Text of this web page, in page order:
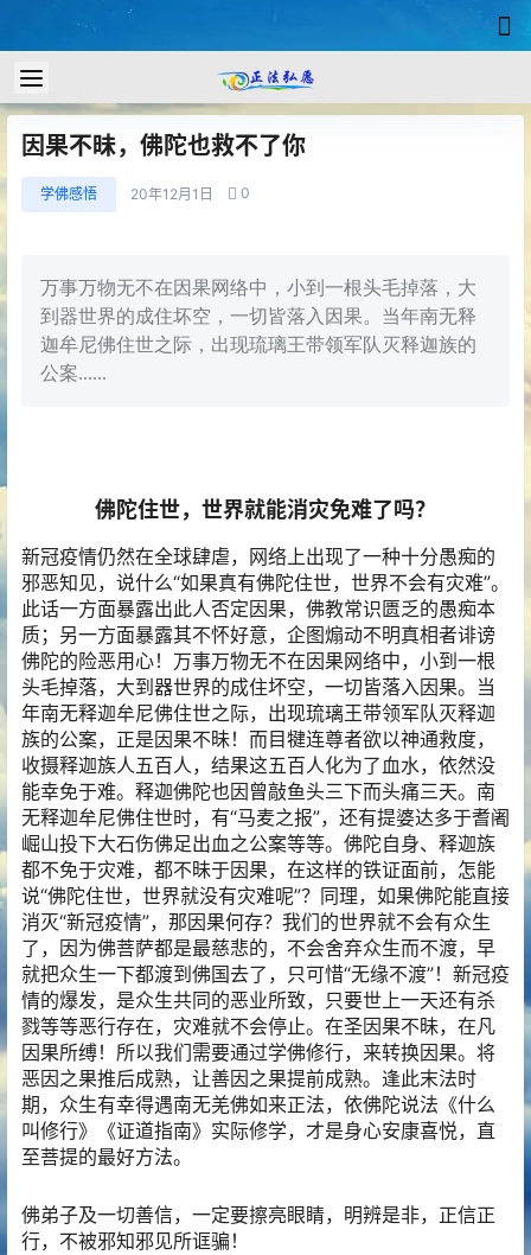
因果不昧，佛陀也救不了你
学佛感悟 20年12月1日 0
万事万物无不在因果网络中，小到一根头毛掉落，大
到器世界的成住坏空，一切皆落入因果。当年南无释
迦牟尼佛住世之际，出现琉璃王带领军队灭释迦族的
公案......
佛陀住世，世界就能消灾免难了吗？
新冠疫情仍然在全球肆虐，网络上出现了一种十分愚痴的
邪恶知见，说什么“如果真有佛陀住世，世界不会有灾难”。
此话一方面暴露出此人否定因果，佛教常识匮乏的愚痴本
质；另一方面暴露其不怀好意，企图煽动不明真相者诽谤
佛陀的险恶用心！万事万物无不在因果网络中，小到一根
头毛掉落，大到器世界的成住坏空，一切皆落入因果。当
年南无释迦牟尼佛住世之际，出现琉璃王带领军队灭释迦
族的公案，正是因果不昧！而目犍连尊者欲以神通救度，
收摄释迦族人五百人，结果这五百人化为了血水，依然没
能幸免于难。释迦佛陀也因曾敲鱼头三下而头痛三天。南
无释迦牟尼佛住世时，有“马麦之报”，还有提婆达多于耆阇
崛山投下大石伤佛足出血之公案等等。佛陀自身、释迦族
都不免于灾难，都不昧于因果，在这样的铁证面前，怎能
说“佛陀住世，世界就没有灾难呢”？同理，如果佛陀能直接
消灭“新冠疫情”，那因果何存？我们的世界就不会有众生
了，因为佛菩萨都是最慈悲的，不会舍弃众生而不渡，早
就把众生一下都渡到佛国去了，只可惜“无缘不渡”！新冠疫
情的爆发，是众生共同的恶业所致，只要世上一天还有杀
戮等等恶行存在，灾难就不会停止。在圣因果不昧，在凡
因果所缚！所以我们需要通过学佛修行，来转换因果。将
恶因之果推后成熟，让善因之果提前成熟。逢此末法时
期，众生有幸得遇南无羌佛如来正法，依佛陀说法《什么
叫修行》《证道指南》实际修学，才是身心安康喜悦，直
至菩提的最好方法。
佛弟子及一切善信，一定要擦亮眼睛，明辨是非，正信正
行，不被邪知邪见所诓骗！